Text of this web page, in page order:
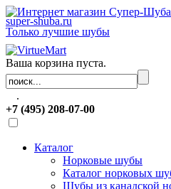
super-shuba.ru
Только лучшие шубы
Ваша корзина пуста.
.
+7 (495) 208-07-00
Каталог
Норковые шубы
Каталог норковых
Шубы из канадской